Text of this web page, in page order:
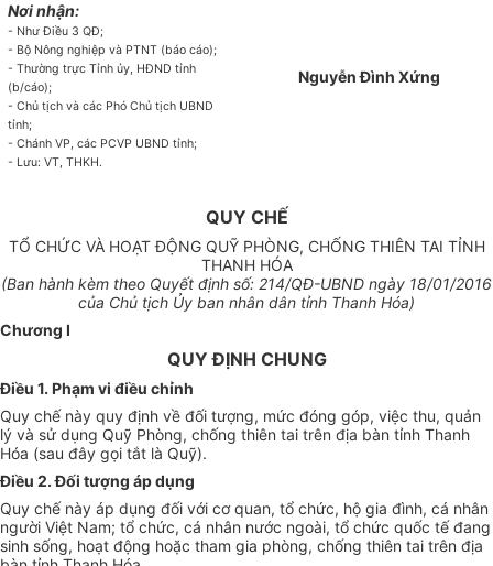
Nơi nhận:
- Như Điều 3 QĐ;
- Bộ Nông nghiệp và PTNT (báo cáo);
- Thường trực Tỉnh ủy, HĐND tỉnh
(b/cáo);
- Chủtịch và các Phó Chủ tịch UBND
tỉnh;
- Chánh VP, các PCVP UBND tỉnh;
- Lưu: VT, THKH.
Nguyễn Đình Xứng
QUY CHẾ
TỔ CHỨC VÀ HOẠT ĐỘNG QUỸ PHÒNG, CHỐNG THIÊN TAI TỈNH
THANH HÓA
(Ban hành kèm theo Quyết định số: 214/QĐ-UBND ngày 18/01/2016
của Chủ tịch Ủy ban nhân dân tỉnh Thanh Hóa)
Chương I
QUY ĐỊNH CHUNG
Điều 1. Phạm vi điều chỉnh
Quy chế này quy định về đối tượng, mức đóng góp, việc thu, quản
lý và sử dụng Quỹ Phòng, chống thiên tai trên địa bàn tỉnh Thanh
Hóa (sau đây gọi tắt là Quỹ).
Điều 2. Đối tượng áp dụng
Quy chế này áp dụng đối với cơ quan, tổ chức, hộ gia đình, cá nhân
người Việt Nam; tổ chức, cá nhân nước ngoài, tổ chức quốc tế đang
sinh sống, hoạt động hoặc tham gia phòng, chống thiên tai trên địa